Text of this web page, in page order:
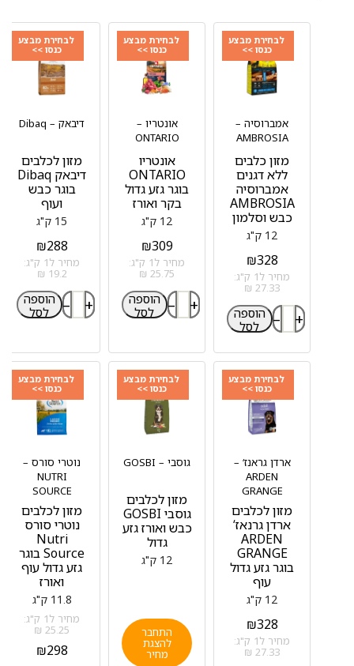
לבחירת מבצע
כנסו >>
אמברוסיה –
AMBROSIA
מזון כלבים
ללא דגנים
אמברוסיה
AMBROSIA
כבש וסלמון
12 ק"ג
₪328
מחיר ל1 ק"ג:
27.33 ₪
– +
הוספה
לסל
לבחירת מבצע
כנסו >>
אונטריו –
ONTARIO
אונטריו
ONTARIO
בוגר גזע גדול
בקר ואורז
12 ק"ג
₪309
מחיר ל1 ק"ג:
25.75 ₪
– +
הוספה
לסל
לבחירת מבצע
כנסו >>
דיבאק – Dibaq
מזון לכלבים
דיבאק Dibaq
בוגר כבש
ועוף
15 ק"ג
₪288
מחיר ל1 ק"ג:
19.2 ₪
– +
הוספה
לסל
לבחירת מבצע
כנסו >>
ארדן גראנז‘ –
ARDEN
GRANGE
מזון לכלבים
ארדן גרנאז‘
ARDEN
GRANGE
בוגר גזע גדול
עוף
12 ק"ג
₪328
מחיר ל1 ק"ג:
27.33 ₪
לבחירת מבצע
כנסו >>
גוסבי – GOSBI
מזון לכלבים
גוסבי GOSBI
כבש ואורז גזע
גדול
12 ק"ג
התחבר
להצגת
מחיר
לבחירת מבצע
כנסו >>
נוטרי סורס –
NUTRI
SOURCE
מזון לכלבים
נוטרי סורס
Nutri
Source בוגר
גזע גדול עוף
ואורז
11.8 ק"ג
מחיר ל1 ק"ג:
25.25 ₪
₪298